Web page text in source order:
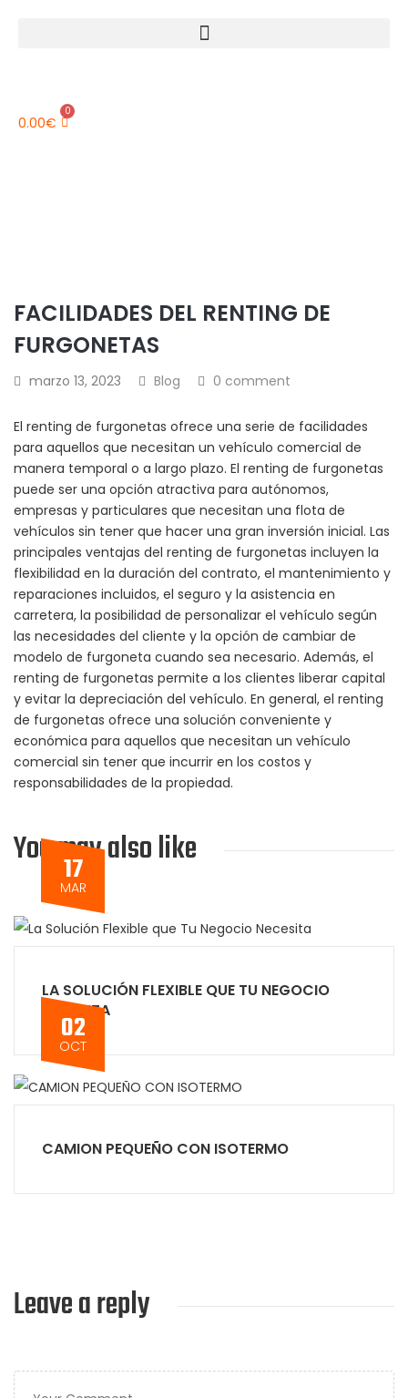
0.00€
0
FACILIDADES DEL RENTING DE
FURGONETAS
marzo 13, 2023 Blog 0 comment
El renting de furgonetas ofrece una serie de facilidades
para aquellos que necesitan un vehículo comercial de
manera temporal o a largo plazo. El renting de furgonetas
puede ser una opción atractiva para autónomos,
empresas y particulares que necesitan una flota de
vehículos sin tener que hacer una gran inversión inicial. Las
principales ventajas del renting de furgonetas incluyen la
flexibilidad en la duración del contrato, el mantenimiento y
reparaciones incluidos, el seguro y la asistencia en
carretera, la posibilidad de personalizar el vehículo según
las necesidades del cliente y la opción de cambiar de
modelo de furgoneta cuando sea necesario. Además, el
renting de furgonetas permite a los clientes liberar capital
y evitar la depreciación del vehículo. En general, el renting
de furgonetas ofrece una solución conveniente y
económica para aquellos que necesitan un vehículo
comercial sin tener que incurrir en los costos y
responsabilidades de la propiedad.
You may also like
17
MAR
LA SOLUCIÓN FLEXIBLE QUE TU NEGOCIO
NECESITA
02
OCT
CAMION PEQUEÑO CON ISOTERMO
Leave a reply